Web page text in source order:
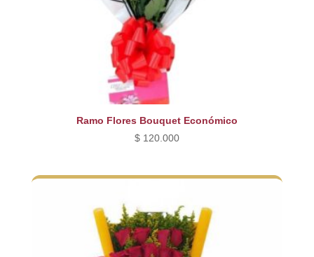
Ramo Flores Bouquet Económico
$120.000